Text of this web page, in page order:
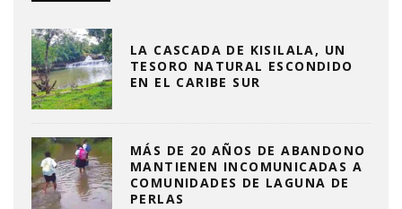
LA CASCADA DE KISILALA, UN
TESORO NATURAL ESCONDIDO
EN EL CARIBE SUR
MÁS DE 20 AÑOS DE ABANDONO
MANTIENEN INCOMUNICADAS A
COMUNIDADES DE LAGUNA DE
PERLAS